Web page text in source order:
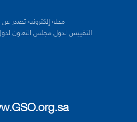
مجلة إلكترونية تصدر
التقييس لدول مجلس التعاون لدول